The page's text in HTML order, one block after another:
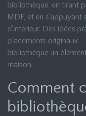
bibliothèque, en tirant
MDF, et en
d'intérieur. Des idées
placements originaux
bibliothèque un
maison.
Comment